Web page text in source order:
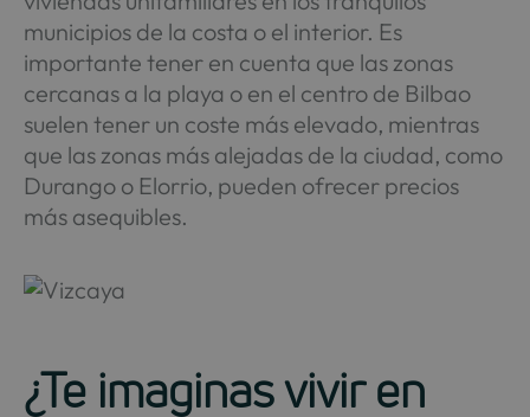
municipios de la costa o el interior. Es
importante tener en cuenta que las zonas
cercanas a la playa o en el centro de Bilbao
suelen tener un coste más elevado, mientras
que las zonas más alejadas de la ciudad, como
Durango o Elorrio, pueden ofrecer precios
más asequibles.
¿Te imaginas vivir en